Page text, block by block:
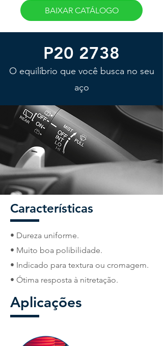
BAIXAR CATÁLOGO
P20 2738
O equilíbrio que você busca no seu
aço
Características
• Dureza uniforme.
• Muito boa polibilidade.
• Indicado para textura ou cromagem.
• Ótima resposta à nitretação.
Aplicações